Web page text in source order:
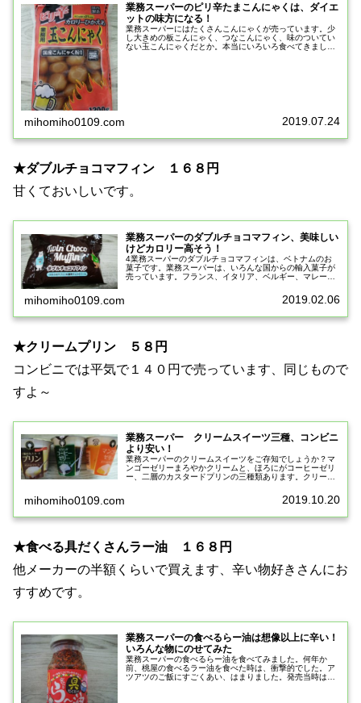
業務スーパーのピリ辛たまこんにゃくは、ダイエ
ットの味方になる！
業務スーパーにはたくさんこんにゃくが売っています。少
し大きめの板こんにゃく、つなこんにゃく、味のついてい
ない玉こんにゃくだとか。本当にいろいろ食べてきまし
mihomiho0109.com 2019.07.24
★ダブルチョコマフィン １６８円
甘くておいしいです。
業務スーパーのダブルチョコマフィン、美味しい
けどカロリー高そう！
4業務スーパーのダブルチョコマフィンは、ベトナムのお
菓子です。業務スーパーは、いろんな国からの輸入菓子が
売っています。フランス、イタリア、ベルギー、マレーシ
mihomiho0109.com 2019.02.06
★クリームプリン ５８円
コンビニでは平気で１４０円で売っています、同じもので
すよ～
業務スーパー クリームスイーツ三種、コンビニ
より安い！
業務スーパーのクリームスイーツをご存知でしょうか？マ
ンゴーゼリーまろやかクリームと、ほろにがコーヒーゼリ
ー、二層のカスタードプリンの三種類あります。クリーム
mihomiho0109.com 2019.10.20
★食べる具だくさんラー油 １６８円
他メーカーの半額くらいで買えます、辛い物好きさんにお
すすめです。
業務スーパーの食べるらー油は想像以上に辛い！
いろんな物にのせてみた
業務スーパーの食べるらー油を食べてみました。何年か
前、桃屋の食べるラー油を食べた時は、衝撃的でした。ア
ツアツのご飯にすごくあい、はまりました。発売当時は、